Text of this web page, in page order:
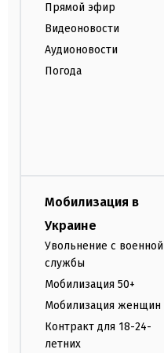
Прямой эфир
Видеоновости
Аудионовости
Погода
Мобилизация в
Украине
Увольнение с военной
службы
Мобилизация 50+
Мобилизация женщин
Контракт для 18-24-
летних